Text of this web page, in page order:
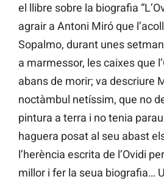
el llibre sobre la biografia
agrair a Antoni Miró que
Sopalmo, durant unes
a marmessor, les caixes que
abans de morir; va descriure
noctàmbul netíssim, que no
pintura a terra i no tenia
haguera posat al seu abast
l’herència escrita de l’Ovidi
millor i fer la seua biografia…